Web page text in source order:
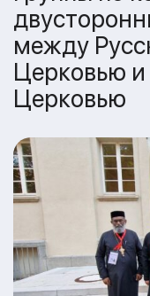
между
Церковью
Церковью